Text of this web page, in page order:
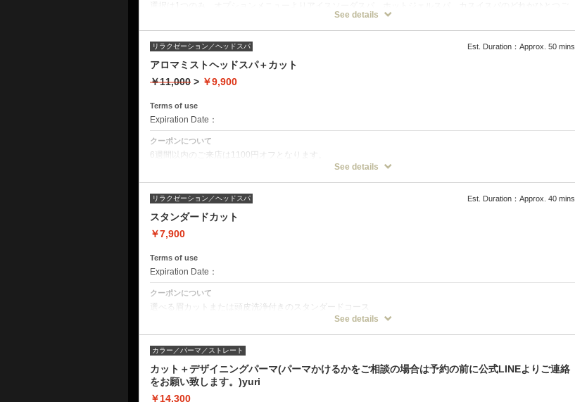
選択は1つのみ。オプションメニューよりアイスソーダスパ、ホットジェルスパ、カスイスパのどれかひとつご
See details
リラクゼーション／ヘッドスパ Est. Duration：Approx. 50 mins
アロマミストヘッドスパ＋カット
￥11,000 > ￥9,900
Terms of use
Expiration Date：
クーポンについて
6週間以内のご来店は1100円オフとなります。
デザインカット
ミストクレンジング
音波振動マッサージ
オープンミストブラビングスパ
皮脂揉みだしシャンプー
頭皮洗浄
ヘッドショルダーマッサージ
See details
リラクゼーション／ヘッドスパ Est. Duration：Approx. 40 mins
スタンダードカット
￥7,900
Terms of use
Expiration Date：
クーポンについて
選べる眉カットまたは頭皮洗浄付きのスタンダードコース
リラクゼーションシャンプー
デザインカット
ブラッシングショートスパ
See details
カラー／パーマ／ストレート
カット＋デザイニングパーマ(パーマかけるかをご相談の場合は予約の前に公式LINEよりご連絡
をお願い致します。)yuri
￥14,300